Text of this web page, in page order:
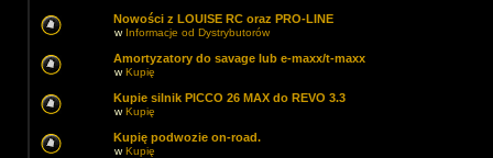
Nowości z LOUISE RC oraz PRO-LINE
w Informacje od Dystrybutorów
Amortyzatory do savage lub e-maxx/t-maxx
wKupię
Kupie silnik PICCO 26 MAX do REVO 3.3
wKupię
Kupię podwozie on-road.
wKupię